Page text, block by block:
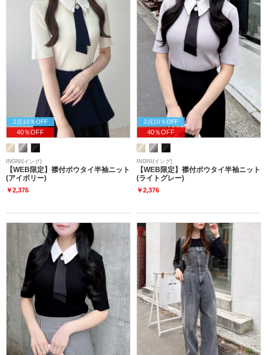
2点10％OFF
40％OFF
INGNI(イング)
【WEB限定】襟付ボウタイ半袖ニット
(アイボリー)
￥2,376
2点10％OFF
40％OFF
INGNI(イング)
【WEB限定】襟付ボウタイ半袖ニット
(ライトグレー)
￥2,376